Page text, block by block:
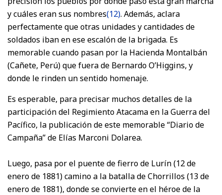
y cuáles eran sus nombres(12). Además, aclara
perfectamente que otras unidades y cantidades de
soldados iban en ese escalón de la brigada. Es
memorable cuando pasan por la Hacienda Montalbán
(Cañete, Perú) que fuera de Bernardo O’Higgins, y
donde le rinden un sentido homenaje.
Es esperable, para precisar muchos detalles de la
participación del Regimiento Atacama en la Guerra del
Pacífico, la publicación de este memorable “Diario de
Campaña” de Elías Marconi Dolarea.
Luego, pasa por el puente de fierro de Lurín (12 de
enero de 1881) camino a la batalla de Chorrillos (13 de
enero de 1881), donde se convierte en el héroe de la